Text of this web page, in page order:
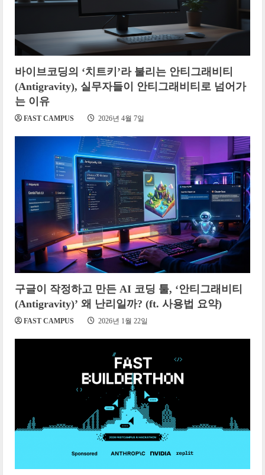
바이브코딩의 ‘치트키’라 불리는 안티그래비티
(Antigravity), 실무자들이 안티그래비티로 넘어가
는 이유
FAST CAMPUS 2026년 4월 7일
구글이 작정하고 만든 AI 코딩 툴, ‘안티그래비티
(Antigravity)’ 왜 난리일까? (ft. 사용법 요약)
FAST CAMPUS 2026년 1월 22일